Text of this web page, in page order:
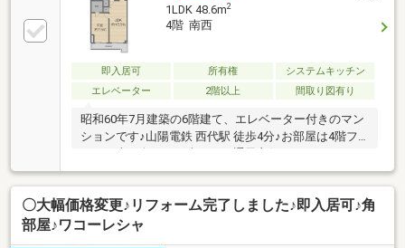
1LDK 48.6m2
4階 南西
即入居可 所有権
システムキッチン
エレベーター
2階以上 間取り図有り
昭和60年7月建築の6階建て、エレベーター付きのマン
ションです♪山陽電鉄 西代駅 徒歩4分♪お部屋は4階フ
す！LDK約13.5帖で開放感がございます♪キッチンに窓
があり換気ができます！洋室にウォークインクローゼ
ットがございます！室内リフォーム歴がございます♪
平成28年5月：システムキッチン・ユニットバス・給
〇大幅価格変更♪リフォーム完了しました♪即入居可♪角
部屋♪ワコーレシャ